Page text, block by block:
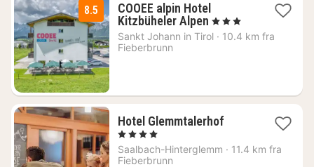
8.5
COOEE alpin Hotel
Kitzbüheler Alpen 1
natt
, 3 Stjerner
Sankt Johann in Tirol · 10.4 km fra
Fieberbrunn
Hotel Glemmtalerhof1
fra
, 4 Stjerner
Saalbach-Hinterglemm · 11.4 km fra
Fieberbrunn